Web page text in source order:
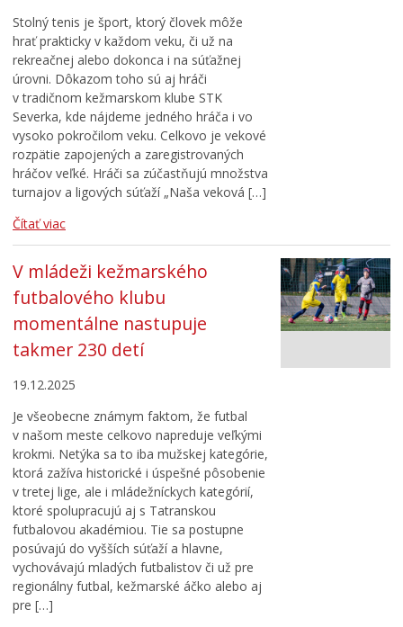
Stolný tenis je šport, ktorý človek môže
hrať prakticky v každom veku, či už na
rekreačnej alebo dokonca i na súťažnej
úrovni. Dôkazom toho sú aj hráči
v tradičnom kežmarskom klube STK
Severka, kde nájdeme jedného hráča i vo
vysoko pokročilom veku. Celkovo je vekové
rozpätie zapojených a zaregistrovaných
hráčov veľké. Hráči sa zúčastňujú množstva
turnajov a ligových súťaží „Naša veková […]
Čítať viac
V mládeži kežmarského
futbalového klubu
momentálne nastupuje
takmer 230 detí
19.12.2025
Je všeobecne známym faktom, že futbal
v našom meste celkovo napreduje veľkými
krokmi. Netýka sa to iba mužskej kategórie,
ktorá zažíva historické i úspešné pôsobenie
v tretej lige, ale i mládežníckych kategórií,
ktoré spolupracujú aj s Tatranskou
futbalovou akadémiou. Tie sa postupne
posúvajú do vyšších súťaží a hlavne,
vychovávajú mladých futbalistov či už pre
regionálny futbal, kežmarské áčko alebo aj
pre […]